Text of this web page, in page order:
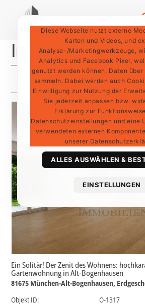
Immobilien -
Wir haben 12 Ergebnisse für Sie
Ein Solitär! Der Zenit des Wohnens:
Gartenwohnung in Alt-Bogenhausen
81675 München-Alt-Bogenhausen,
Objekt ID:
O-1317
Diese Webseite nutzt externe
Karten und Videos, und
Analyse-/Marketingwerkzeuge,
Analytics und Facebook Pixel,
genutzt werden können, Daten über
sammeln. Dabei werden auch
Einwilligung zur Nutzung der
Sie jederzeit anpassen bzw.
Erklärung zur
Datenschutzeinstellungen und eine
verwendeten externen
unserer
ALLES AUSWÄHLEN &
EINSTELLUNGEN